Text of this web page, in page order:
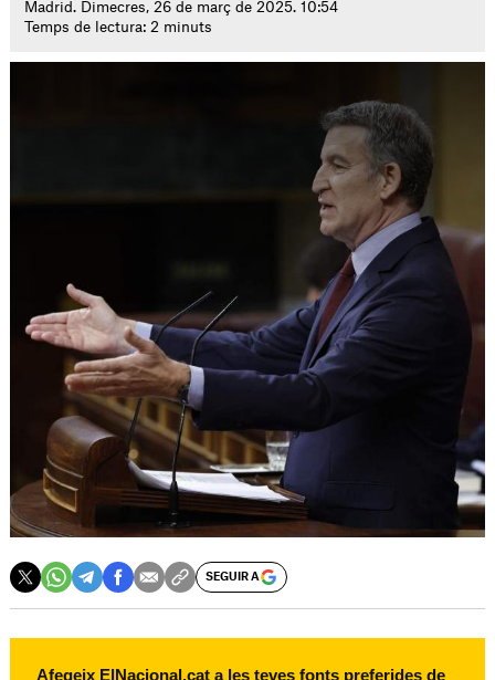
Madrid. Dimecres, 26 de març de 2025. 10:54
Temps de lectura: 2 minuts
SEGUIR A
Afegeix ElNacional.cat a les teves fonts preferides de